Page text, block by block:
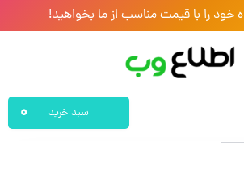
خود را با قیمت مناسب از ما بخواهید!
سبد خرید 0